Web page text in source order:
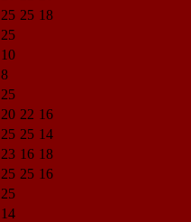
25 25 18
25
10
8
25
20 22 16
25 25 14
23 16 18
25 25 16
25
14